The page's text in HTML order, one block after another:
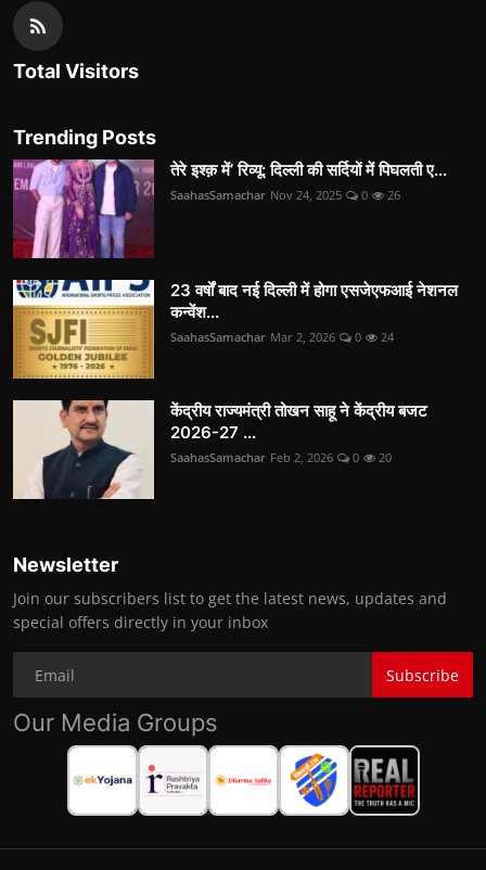
Total Visitors
Trending Posts
तेरे इश्क़ में’ रिव्यू: दिल्ली की सर्दियों में पिघलती ए...
SaahasSamachar Nov 24, 2025 0 26
23 वर्षों बाद नई दिल्ली में होगा एसजेएफआई नेशनल
कन्वेंश...
SaahasSamachar Mar 2, 2026 0 24
केंद्रीय राज्यमंत्री तोखन साहू ने केंद्रीय बजट
2026-27 ...
SaahasSamachar Feb 2, 2026 0 20
Newsletter
Join our subscribers list to get the latest news, updates and
special offers directly in your inbox
Subscribe
Our Media Groups